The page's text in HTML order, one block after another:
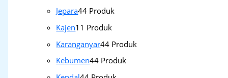
Jepara44 Produk
Kajen1 1 Produk
Karanganyar44 Produk
Kebumen44 Produk